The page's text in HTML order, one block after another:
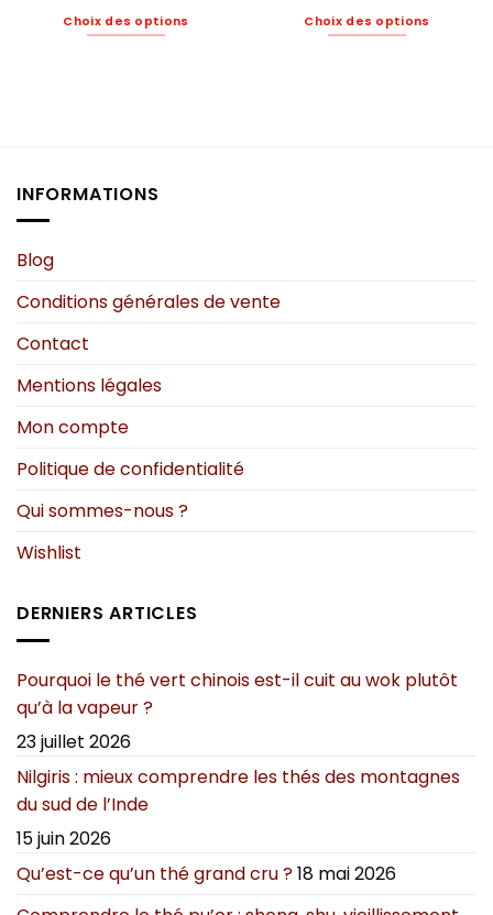
Choix des options
options
la
Choix des options
INFORMATIONS
Blog
Conditions générales de vente
Contact
Mentions légales
Mon compte
Politique de confidentialité
Qui sommes-nous ?
Wishlist
DERNIERS ARTICLES
Pourquoi le thé vert chinois est-il cuit au wok plutôt
qu’à la vapeur ?
23 juillet 2026
Nilgiris : mieux comprendre les thés des montagnes
du sud de l’Inde
15 juin 2026
Qu’est-ce qu’un thé grand cru ?18 mai 2026